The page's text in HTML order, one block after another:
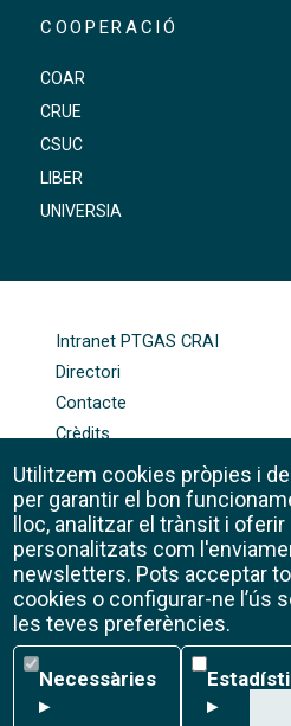
COOPERACIÓ
COAR
CRUE
CSUC
LIBER
UNIVERSIA
Intranet PTGAS CRAI
Directori
Contacte
Crèdits
Política de galetes
Avís legal
©CRAI Universitat de Barcelona
Creative Commons 4.0
Utilitzem cookies pròpies i
per garantir el bon
lloc, analitzar el trànsit i
personalitzats com
newsletters. Pots acceptar
cookies o configurar-ne l’ús
les teves preferències.
Necessàries
Necessàries
▸
▸